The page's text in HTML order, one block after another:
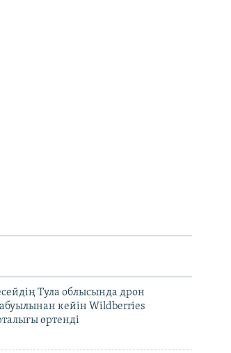
Тула облысында дрон
кейін Wildberries
өртенді